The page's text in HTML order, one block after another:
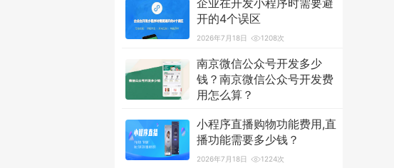
开的4个误区
2026年7月18日 1208次
南京微信公众号开发多少
钱？南京微信公众号开发费
用怎么算？
小程序直播购物功能费用,直
播功能需要多少钱？
2026年7月18日 1224次